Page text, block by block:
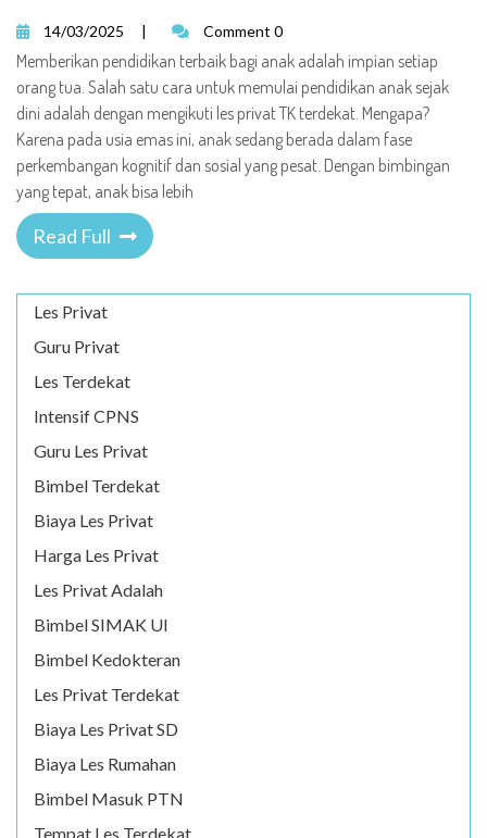
14/03/2025 | Comment 0
Memberikan pendidikan terbaik bagi anak adalah impian setiap
orang tua. Salah satu cara untuk memulai pendidikan anak sejak
dini adalah dengan mengikuti les privat TK terdekat. Mengapa?
Karena pada usia emas ini, anak sedang berada dalam fase
perkembangan kognitif dan sosial yang pesat. Dengan bimbingan
yang tepat, anak bisa lebih
Read Full
Les Privat
Guru Privat
Les Terdekat
Intensif CPNS
Guru Les Privat
Bimbel Terdekat
Biaya Les Privat
Harga Les Privat
Les Privat Adalah
Bimbel SIMAK UI
Bimbel Kedokteran
Les Privat Terdekat
Biaya Les Privat SD
Biaya Les Rumahan
Bimbel Masuk PTN
Tempat Les Terdekat